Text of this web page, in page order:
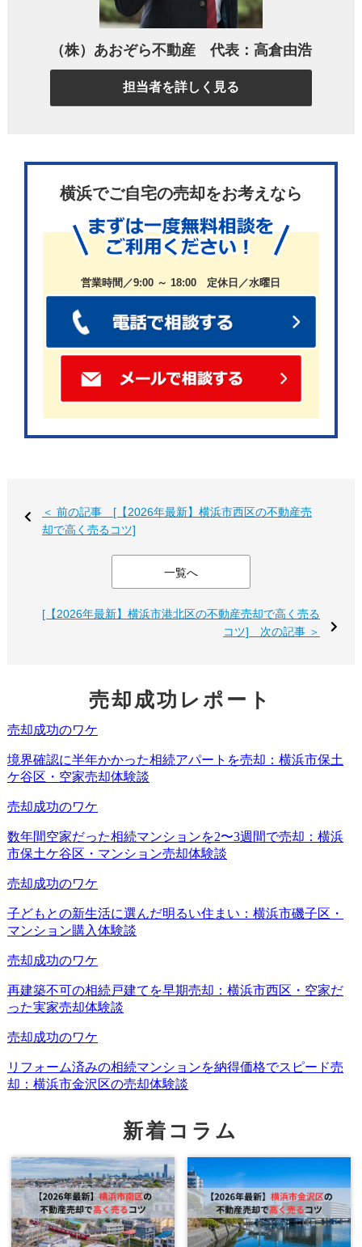
強み」と「物件ごとの見せ方」が成功のカギ
に知っておきたい基本情報
不動産の価格は、建物の築年数や広さだけでなく、「どの
な買い手が住みたいと思うか」によって大きく変わりま
す。港南区の不動産を高く売るには、まず
港南区というエ
リアの強みと注意点
住居系用途地域の割合が横浜18区中1位の住宅地
平方キロメートルです。人口密度は10,626人/k㎡で横浜18
です。
不動産売却の観点では、この「住宅地としての濃さ」が大
きな強みになります。港南区は、派手な商業地というよ
です。買い手には、通勤利便性だけでなく、生活施設、公
れも横浜市平均より高めです。住み替え、相続、空き家化
する前の売却など、ライフステージに伴う売却相談が出や
上大岡・上永谷・港南台を中心に交通動線が分か
れる
の上大岡駅、市営地下鉄の港南中央駅・上永谷駅・下永谷
駅、JR根岸線の港南台駅です。
横浜市公式統計の2024年度駅別1日平均乗車数を見ると、京
62,954人 、地下鉄上大岡駅は
鉄港南中央駅は9,157人、地下鉄上永谷駅は16,384人、地下
鉄下永谷駅は4,933人、JR港南台駅は28,386人です。
上大岡は、京急と地下鉄を使えるターミナル性が強く、マ
（株）あおぞら不動産 代表：高倉由浩
担当者を詳しく見る
横浜でご自宅の売却をお考えなら
営業時間／9:00 ～ 18:00 定休日／水曜日
＜ 前の記事 [【2026年最新】横浜市西区の不動産売
却で高く売るコツ]
一覧へ
[【2026年最新】横浜市港北区の不動産売却で高く売る
コツ] 次の記事 ＞
売却成功レポート
新着コラム